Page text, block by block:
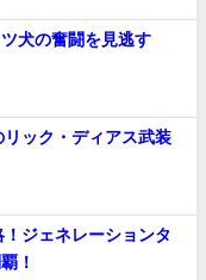
犬の奮闘を見逃す
リック・ディアス武装
ジェネレーションタ
！